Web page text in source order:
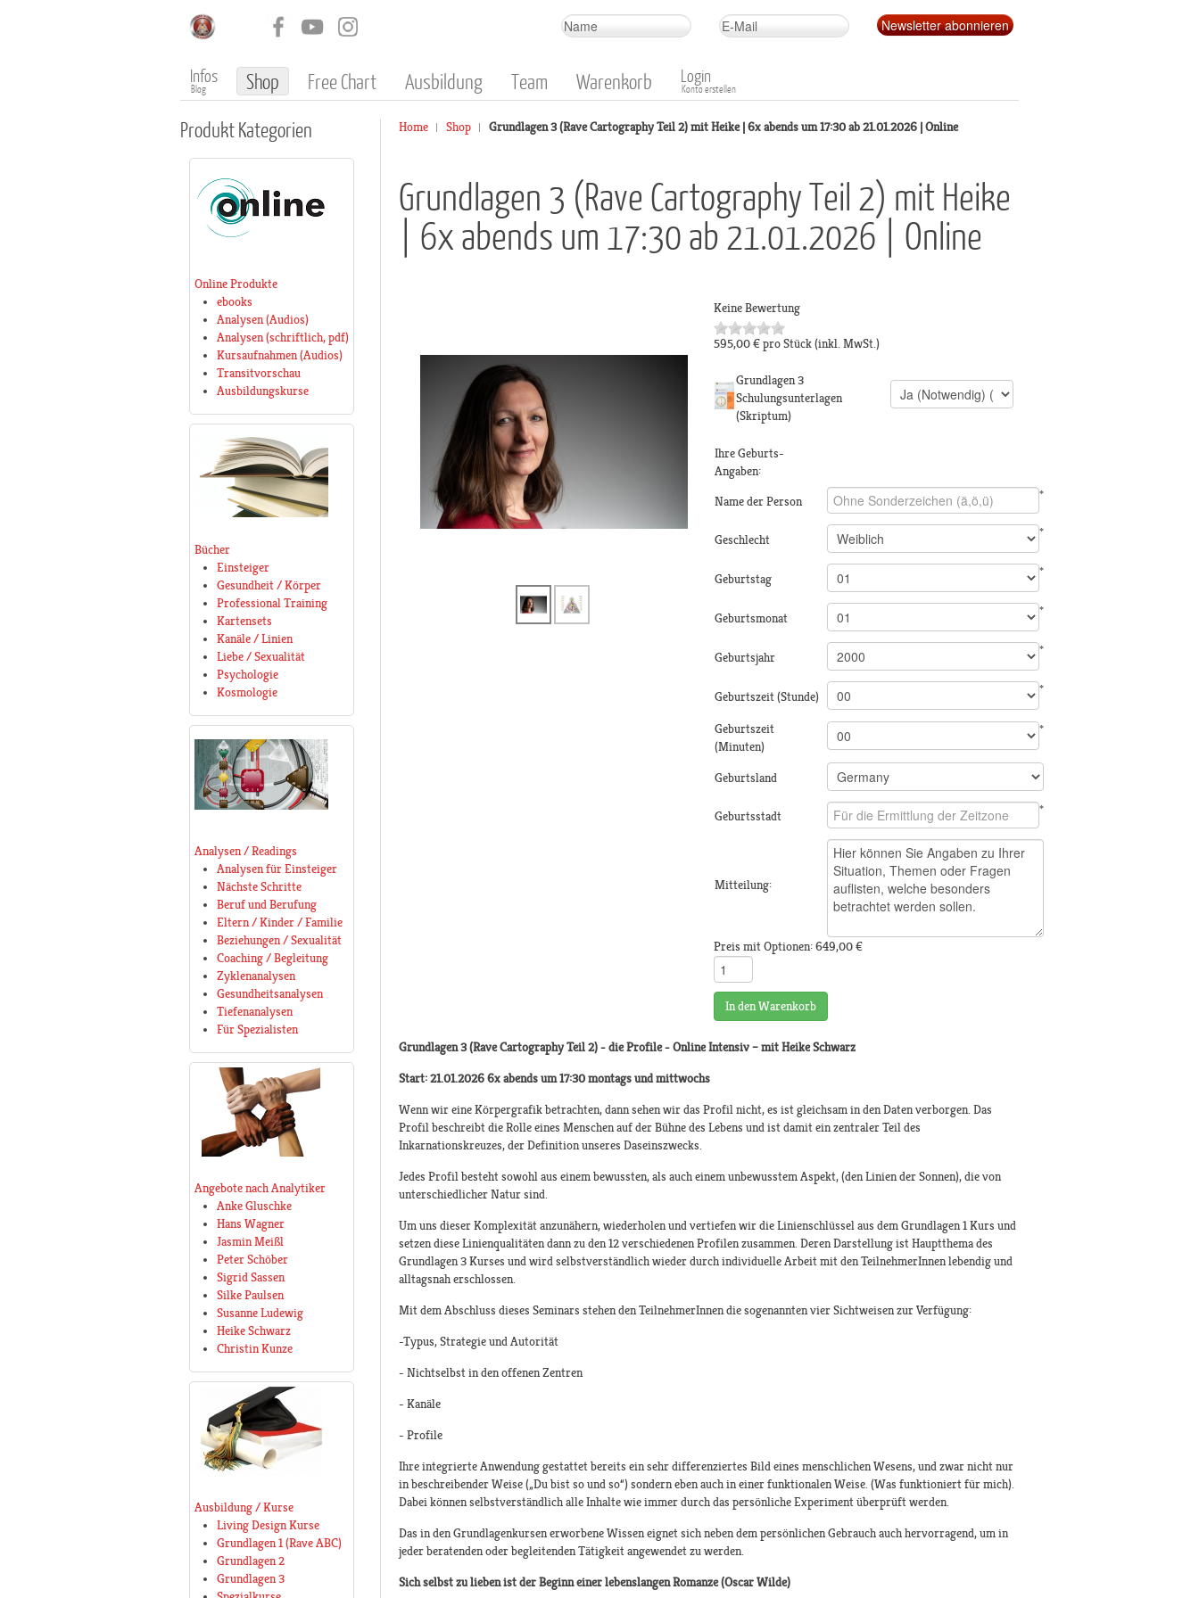
Infos
Blog Shop Free Chart Ausbildung Team Warenkorb Login
Konto erstellen
Home Shop Grundlagen 3 (Rave Cartography Teil 2) mit Heike | 6x abends um 17:30 ab 21.01.2026 | Online
Grundlagen 3 (Rave Cartography Teil 2) mit Heike
| 6x abends um 17:30 ab 21.01.2026 | Online
Keine Bewertung
595,00 € pro Stück(inkl. MwSt.)
Grundlagen 3
Schulungsunterlagen
(Skriptum)
Ihre Geburts-
Angaben:
Name der Person
*
Geschlecht *
Geburtstag *
Geburtsmonat *
Geburtsjahr *
Geburtszeit (Stunde) *
Geburtszeit
(Minuten)
*
Geburtsland
Geburtsstadt *
Mitteilung:
Preis mit Optionen: 649,00 €
In den Warenkorb
Grundlagen 3 (Rave Cartography Teil 2) - die Profile - Online Intensiv –mit Heike Schwarz
Start: 21.01.2026 6x abends um 17:30 montags und mittwochs
Wenn wir eine Körpergrafik betrachten, dann sehen wir das Profil nicht, es ist gleichsam in den Daten verborgen. Das
Profil beschreibt die Rolle eines Menschen auf der Bühne des Lebens und ist damit ein zentraler Teil des
Inkarnationskreuzes, der Definition unseres Daseinszwecks.
Jedes Profil besteht sowohl aus einem bewussten, als auch einem unbewusstem Aspekt, (den Linien der Sonnen), die von
unterschiedlicher Natur sind.
Um uns dieser Komplexität anzunähern, wiederholen und vertiefen wir die Linienschlüssel aus dem Grundlagen 1 Kurs und
setzen diese Linienqualitäten dann zu den 12 verschiedenen Profilen zusammen. Deren Darstellung ist Hauptthema des
Grundlagen 3 Kurses und wird selbstverständlich wieder durch individuelle Arbeit mit den TeilnehmerInnen lebendig und
alltagsnah erschlossen.
Mit dem Abschluss dieses Seminars stehen den TeilnehmerInnen die sogenannten vier Sichtweisen zur Verfügung:
-Typus, Strategie und Autorität
- Nichtselbst in den offenen Zentren
- Kanäle
- Profile
Ihre integrierte Anwendung gestattet bereits ein sehr differenziertes Bild eines menschlichen Wesens, und zwar nicht nur
in beschreibender Weise („Du bist so und so“) sondern eben auch in einer funktionalen Weise. (Was funktioniert für mich).
Dabei können selbstverständlich alle Inhalte wie immer durch das persönliche Experiment überprüft werden.
Das in den Grundlagenkursen erworbene Wissen eignet sich neben dem persönlichen Gebrauch auch hervorragend, um in
jeder beratenden oder begleitenden Tätigkeit angewendet zu werden.
Sich selbst zu lieben ist der Beginn einer lebenslangen Romanze (Oscar Wilde)
ProduktKategorien
Online Produkte
ebooks
Analysen (Audios)
Analysen (schriftlich, pdf)
Kursaufnahmen (Audios)
Transitvorschau
Ausbildungskurse
Bücher
Einsteiger
Gesundheit / Körper
Professional Training
Kartensets
Kanäle / Linien
Liebe / Sexualität
Psychologie
Kosmologie
Analysen / Readings
Analysen für Einsteiger
Nächste Schritte
Beruf und Berufung
Eltern / Kinder / Familie
Beziehungen / Sexualität
Coaching / Begleitung
Zyklenanalysen
Gesundheitsanalysen
Tiefenanalysen
Für Spezialisten
Angebote nach Analytiker
Anke Gluschke
Hans Wagner
Jasmin Meißl
Peter Schöber
Sigrid Sassen
Silke Paulsen
Susanne Ludewig
Heike Schwarz
Christin Kunze
Ausbildung / Kurse
Living Design Kurse
Grundlagen 1 (Rave ABC)
Grundlagen 2
Grundlagen 3